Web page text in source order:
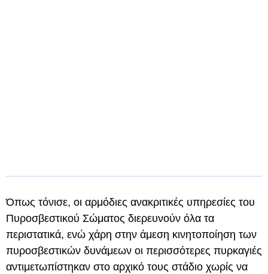
Όπως τόνισε, οι αρμόδιες ανακριτικές υπηρεσίες του
Πυροσβεστικού Σώματος διερευνούν όλα τα
περιστατικά, ενώ χάρη στην άμεση κινητοποίηση των
πυροσβεστικών δυνάμεων οι περισσότερες πυρκαγιές
αντιμετωπίστηκαν στο αρχικό τους στάδιο χωρίς να